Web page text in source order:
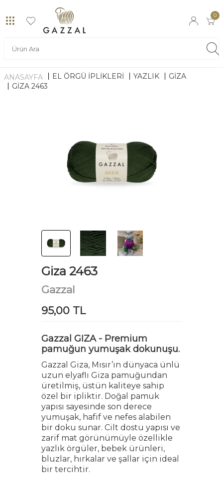
0
ANASAYFA EL ÖRGÜ İPLİKLERİ YAZLIK
GIZA
GIZA 2463
Giza 2463
Gazzal
95,00 TL
Gazzal GIZA - Premium
pamuğun yumuşak dokunuşu.
Gazzal Giza, Mısır’ın dünyaca ünlü
uzun elyaflı Giza pamuğundan
üretilmiş, üstün kaliteye sahip
özel bir ipliktir. Doğal pamuk
yapısı sayesinde son derece
yumuşak, hafif ve nefes alabilen
bir doku sunar. Cilt dostu yapısı ve
zarif mat görünümüyle özellikle
yazlık örgüler, bebek ürünleri,
bluzlar, hırkalar ve şallar için ideal
bir tercihtir.